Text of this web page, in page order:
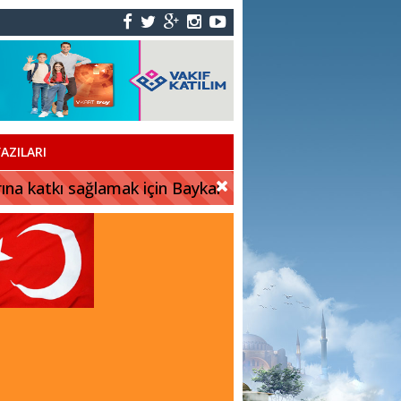
katkı sağlamak için Baykar